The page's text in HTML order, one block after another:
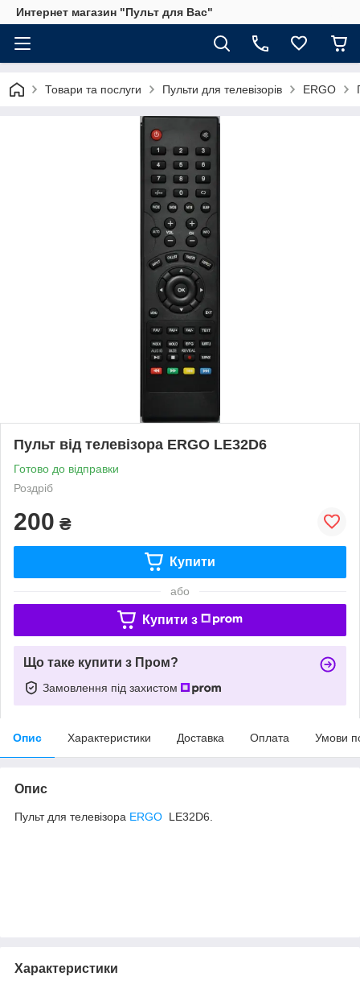
Интернет магазин "Пульт для Вас"
Товари та послуги Пульти для телевізорів ERGO
Пульт від телевізора ERGO LE32D6
Готово до відправки
Роздріб
200 ₴
Купити
або
Купити з
Що таке купити з Пром?
Замовлення під захистом
Опис Характеристики Доставка Оплата Умови
Опис
Пульт для телевізора ERGO LE32D6.
Характеристики